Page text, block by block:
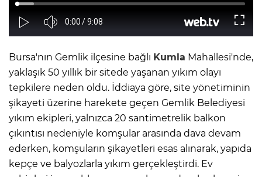
Bursa'nın Gemlik ilçesine bağlı Kumla Mahallesi'nde,
yaklaşık 50 yıllık bir sitede yaşanan yıkım olayı
tepkilere neden oldu. İddiaya göre, site yönetiminin
şikayeti üzerine harekete geçen Gemlik Belediyesi
yıkım ekipleri, yalnızca 20 santimetrelik balkon
çıkıntısı nedeniyle komşular arasında dava devam
ederken, komşuların şikayetleri esas alınarak, yapıda
kepçe ve balyozlarla yıkım gerçekleştirdi. Ev